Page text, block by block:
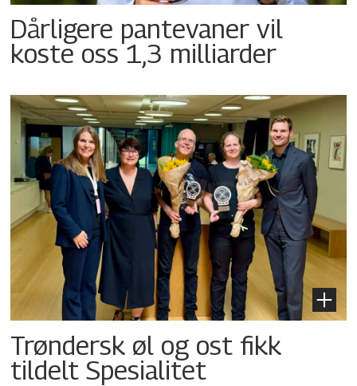
Dårligere pantevaner vil
koste oss 1,3 milliarder
Trøndersk øl og ost fikk
tildelt Spesialitet